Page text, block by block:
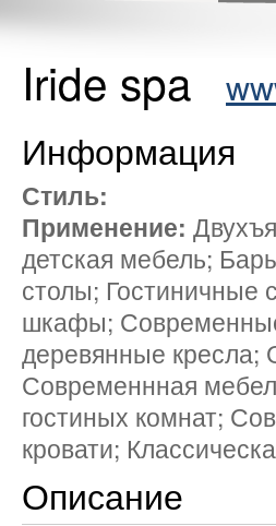
Iride spa
Информация
Стиль:
Применение:
детская мебель;
столы; Гостиничные
шкафы;
деревянные
Современнная
гостиных комнат;
кровати;
Описание